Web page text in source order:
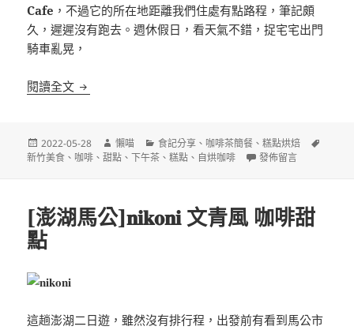
Cafe ，不過它的所在地距離我們住處有點路程，筆記頗
久，遲遲沒有跑去。週休假日，看天氣不錯，捉宅宅出門
騎車亂晃，
閱讀全文 [新竹]言謝咖啡Thank U Cafe 自烘咖啡 手作甜點 下
發
佈
2022-05-28
作
者
懶喵
分
類
食記分享 、 咖啡茶簡餐 、糕點烘焙
新竹美食 、 咖啡 、甜點 、下午茶 、糕點 、 自烘咖啡 在〈[新竹]言謝咖啡
發佈留言
[澎湖馬公]𝐧𝐢𝐤𝐨𝐧𝐢 文青風 咖啡甜
點
這趟澎湖二日遊，雖然沒有排行程，出發前有看到馬公市